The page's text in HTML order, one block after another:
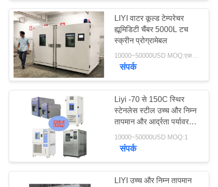
LIYI वाटर कूल्ड टेम्परेचर
ह्यूमिडिटी चैंबर 5000L टच
स्क्रीन प्रोग्रामेबल
10000~50000USD MOQ:एक सेट
संपर्क
Liyi -70 से 150C स्थिर
स्टेनलेस स्टील उच्च और निम्न
तापमान और आर्द्रता पर्यावरण
परीक्षण जलवायु कक्ष मूल्य
10000~50000USD MOQ:1
संपर्क
LIYI उच्च और निम्न तापमान